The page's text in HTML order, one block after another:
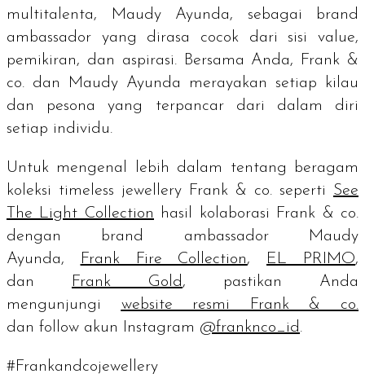
multitalenta, Maudy Ayunda, sebagai
brand
ambassador yang dirasa cocok dari sisi value,
pemikiran, dan aspirasi. Bersama Anda, Frank &
co. dan Maudy Ayunda merayakan setiap kilau
dan pesona yang terpancar dari dalam diri
setiap individu.
Untuk mengenal lebih dalam tentang beragam
koleksi timeless jewellery Frank & co. seperti See
The Light Collection hasil kolaborasi Frank & co.
dengan
brand ambassadorMaudy
Ayunda,
Frank Fire Collection, EL PRIMO,
dan
Frank Gold , pastikan Anda
mengunjungi website resmi Frank & co.
dan follow akun Instagram @franknco_id .
#Frankandcojewellery